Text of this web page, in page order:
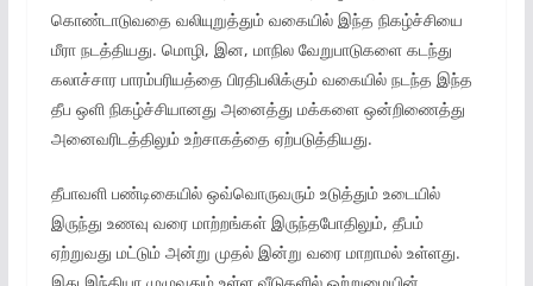
கொண்டாடுவதை வலியுறுத்தும் வகையில் இந்த நிகழ்ச்சியை
மீரா நடத்தியது. மொழி, இன, மாநில வேறுபாடுகளை கடந்து
கலாச்சார பாரம்பரியத்தை பிரதிபலிக்கும் வகையில் நடந்த இந்த
தீப ஒளி நிகழ்ச்சியானது அனைத்து மக்களை ஒன்றிணைத்து
அனைவரிடத்திலும் உற்சாகத்தை ஏற்படுத்தியது.
தீபாவளி பண்டிகையில் ஒவ்வொருவரும் உடுத்தும் உடையில்
இருந்து உணவு வரை மாற்றங்கள் இருந்தபோதிலும், தீபம்
ஏற்றுவது மட்டும் அன்று முதல் இன்று வரை மாறாமல் உள்ளது.